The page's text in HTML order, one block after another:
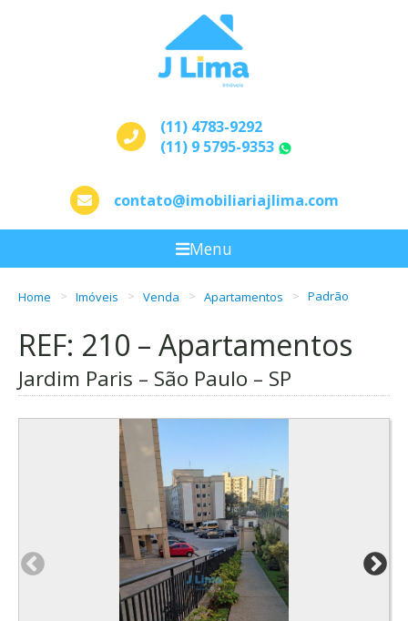
(11) 4783-9292
(11) 9 5795-9353
contato@imobiliariajlima.com
Menu
Home Imóveis Venda Apartamentos Padrão
REF: 210 – Apartamentos
Jardim Paris – São Paulo – SP